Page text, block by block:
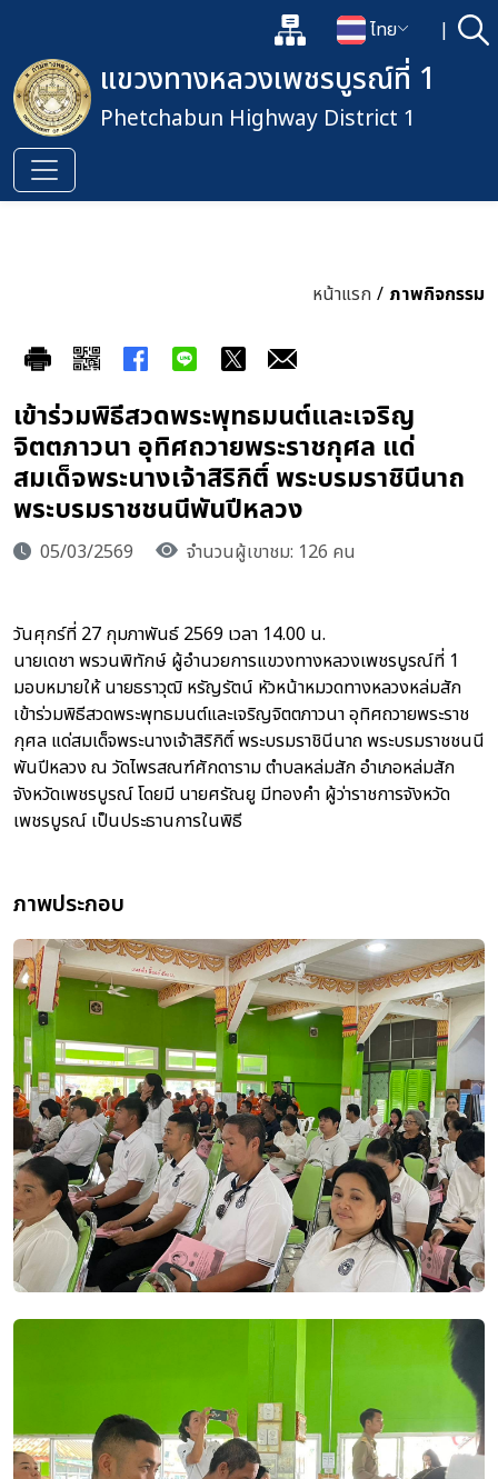
แผนผังเว็บไซต์
เปลี่ยนภาษา
ไทย | ค้
เปิดกล่องค้นหาข้อมูลหลักของเ
แขวงทางหลวงเพชรบูรณ์ที่ 1
Phetchabun Highway District 1
หน้าแรก / ภาพกิจกรรม
เข้าร่วมพิธีสวดพระพุทธมนต์และเจริญ
จิตตภาวนา อุทิศถวายพระราชกุศล แด่
สมเด็จพระนางเจ้าสิริกิติ์ พระบรมราชินีนาถ
พระบรมราชชนนีพันปีหลวง
05/03/2569 จำนวนผู้เขาชม: 126 คน
วันศุกร์ที่ 27 กุมภาพันธ์ 2569 เวลา 14.00 น.
นายเดชา พรวนพิทักษ์ ผู้อำนวยการแขวงทางหลวงเพชรบูรณ์ที่ 1
มอบหมายให้ นายธราวุฒิ หรัญรัตน์ หัวหน้าหมวดทางหลวงหล่มสัก
เข้าร่วมพิธีสวดพระพุทธมนต์และเจริญจิตตภาวนา อุทิศถวายพระราช
กุศล แด่สมเด็จพระนางเจ้าสิริกิติ์ พระบรมราชินีนาถ พระบรมราชชนนี
พันปีหลวง ณ วัดไพรสณฑ์ศักดาราม ตำบลหล่มสัก อำเภอหล่มสัก
จังหวัดเพชรบูรณ์ โดยมี นายศรัณยู มีทองคำ ผู้ว่าราชการจังหวัด
เพชรบูรณ์ เป็นประธานการในพิธี
ภาพประกอบ